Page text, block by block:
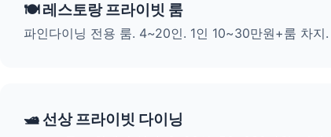
🍽️ 레스토랑 프라이빗 룸
파인다이닝 전용 룸. 4~20인. 1인 10~30만원+룸 차지
🛥️ 선상 프라이빗 다이닝